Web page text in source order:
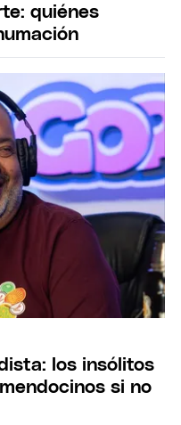
quiénes
los insólitos
si no